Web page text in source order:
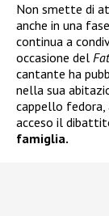
Non smette di
anche in una
continua a
occasione del
cantante ha
nella sua
cappello fedora,
acceso il
famiglia.